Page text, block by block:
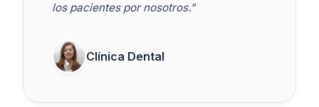
los pacientes por nosotros."
Clínica Dental